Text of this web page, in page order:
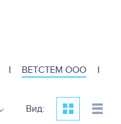
| ВЕТСТЕМ ООО
|
Вид: